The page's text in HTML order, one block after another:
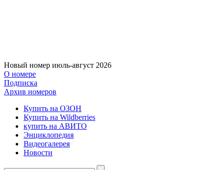
Новый номер июль-август 2026
О номере
Подписка
Архив номеров
Купить на ОЗОН
Купить на Wildberries
купить на АВИТО
Энциклопедия
Видеогалерея
Новости